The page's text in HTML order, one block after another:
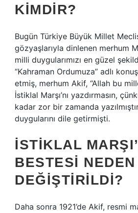
KIMDIR?
Bugün Türkiye Büyük Millet
gözyaşlarıyla dinlenen merhum
milli duygularımızı en güzel
“Kahraman Ordumuza” adlı
etmiş, merhum Akif, “Allah bu
İstiklal Marşı’nı yazdırmasın,
kadar zor bir zamanda
duygularını dile getirmişti.
İSTIKLAL
BESTESI NEDEN
DEĞIŞTIRILDI?
Daha sonra 1921’de Akif, resmi